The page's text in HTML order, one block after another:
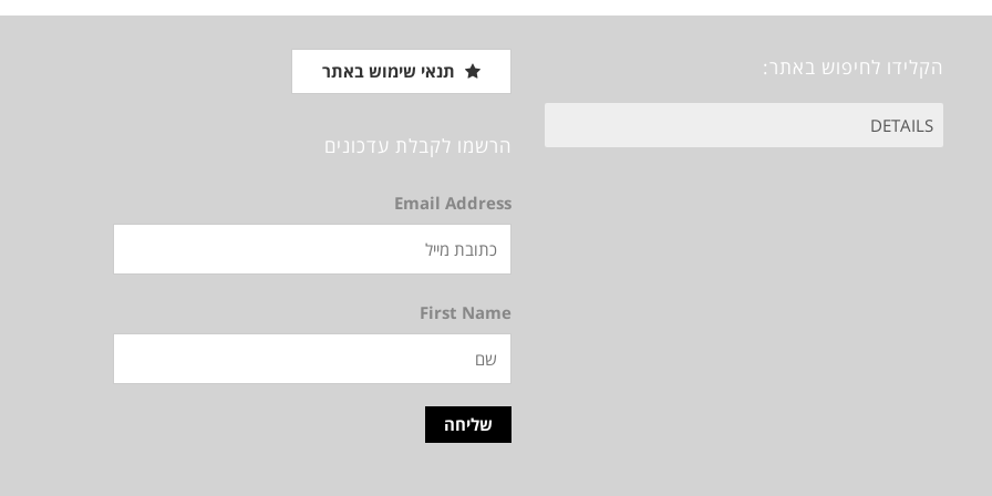
הקלידו לחיפוש באתר:
חיפוש
עבור:
תנאי שימוש באתר
הרשמו לקבלת עדכונים
Email Address
First Name